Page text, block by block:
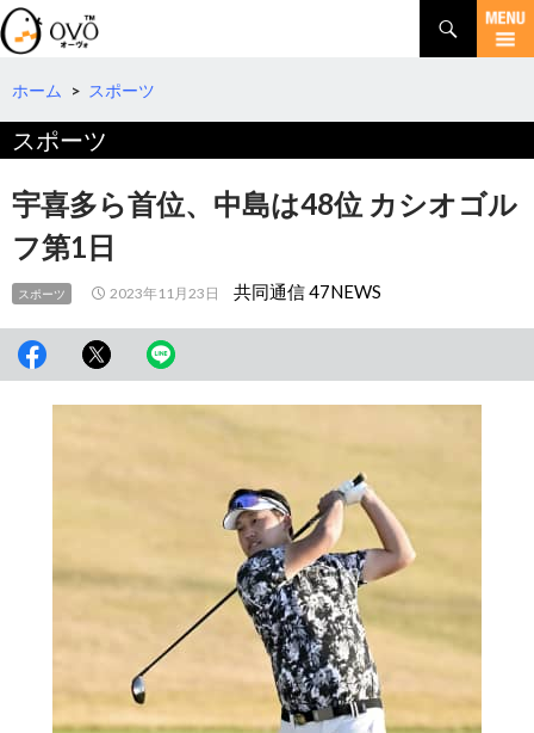
検
索
コ
テ
へ
移
ホーム > スポーツ
スポーツ
宇喜多ら首位、中島は48位 カシオゴル
フ第1日
スポーツ 2023年11月23日 共同通信 47NEWS